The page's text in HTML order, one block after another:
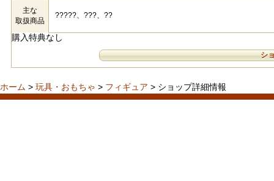
主な
取扱商品
?????、???、??
購入特典なし
シ
ホーム > 玩具・おもちゃ > フィギュア > ショップ詳細情報